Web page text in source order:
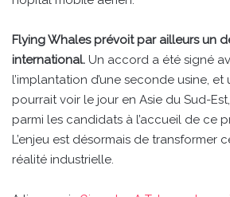
Flying Whales prévoit par ailleurs un
international. Un accord a été signé
l’implantation d’une seconde usine, et
pourrait voir le jour en Asie du Sud-
parmi les candidats à l’accueil de ce
L’enjeu est désormais de transformer
réalité industrielle.